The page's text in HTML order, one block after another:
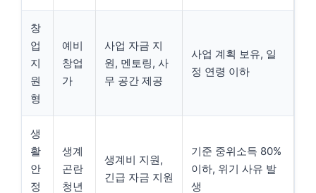
창
업
지
원
형
예비
창업
가
사업 자금 지
원, 멘토링, 사
무 공간 제공
사업 계획 보유, 일
정 연령 이하
생
활
안
정
생계
곤란
청년
생계비 지원,
긴급 자금 지원
기준 중위소득 80%
이하, 위기 사유 발
생